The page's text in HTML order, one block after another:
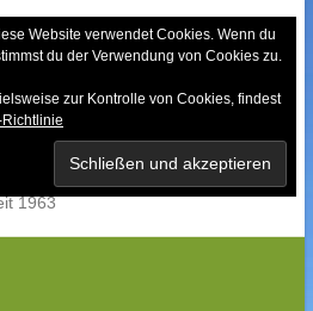
1963
Website verwendet Cookies. Wenn du
du der Verwendung von Cookies zu.
zur Kontrolle von Cookies, findest